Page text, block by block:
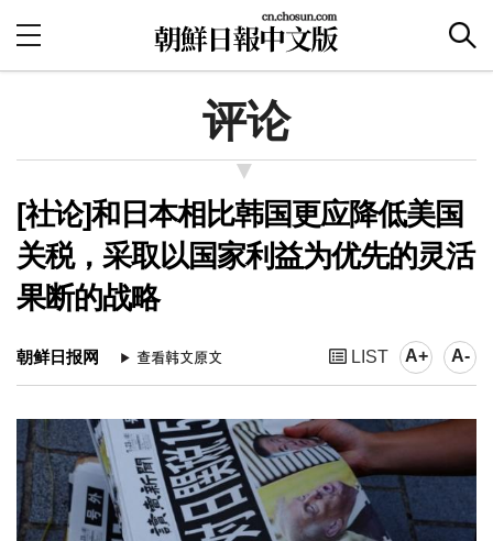
评论
[社论]和日本相比韩国更应降低美国
关税，采取以国家利益为优先的灵活
果断的战略
朝鲜日报网 LIST A+ A-